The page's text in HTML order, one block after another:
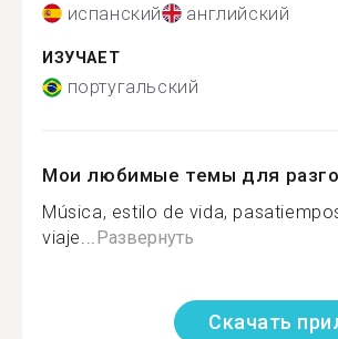
испанский английский
ИЗУЧАЕТ
португальский
Мои любимые темы для
Música, estilo de vida,
viaje...Развернуть
Скачать